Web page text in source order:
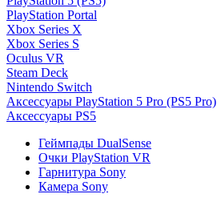
PlayStation Portal
Xbox Series X
Xbox Series S
Oculus VR
Steam Deck
Nintendo Switch
Аксессуары PlayStation 5 Pro (PS5 Pro)
Аксессуары PS5
Геймпады DualSense
Очки PlayStation VR
Гарнитура Sony
Камера Sony